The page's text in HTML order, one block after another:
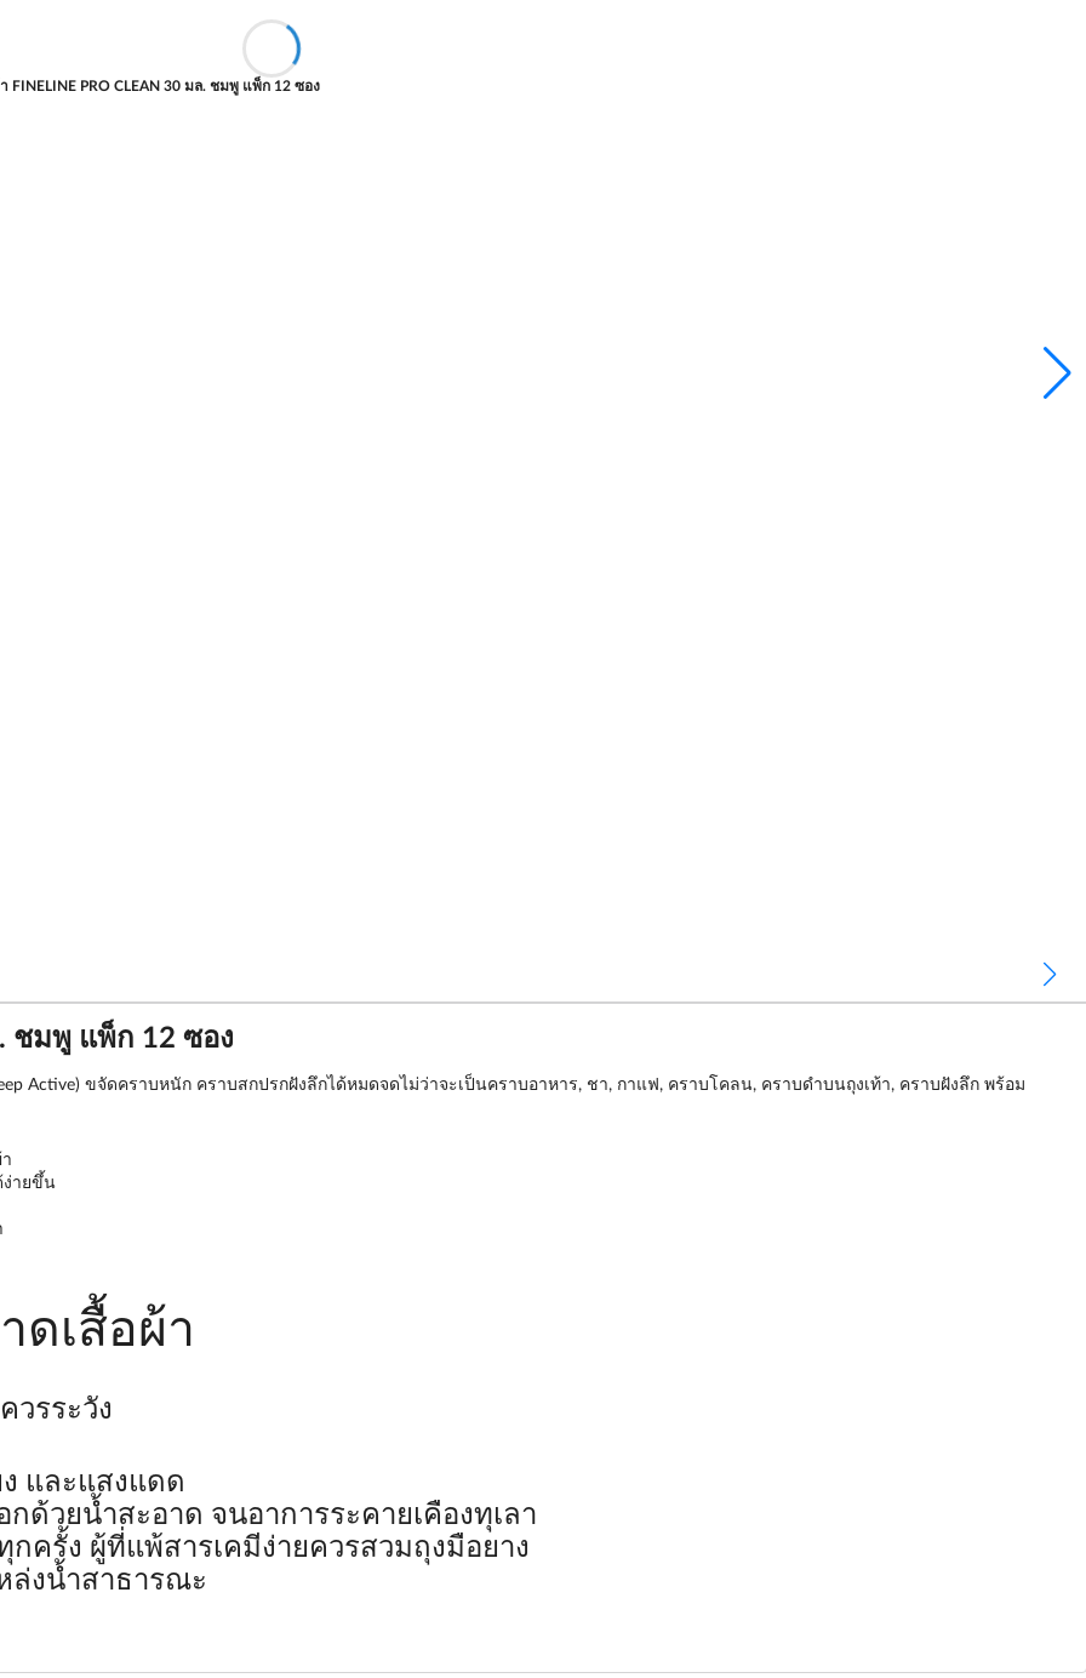
FINELINE PRO CLEAN 30 มล. ชมพู แพ็ก 12 ซอง
ชมพู แพ็ก 12 ซอง
ขจัดคราบหนัก คราบสกปรกฝังลึกได้หมดจดไม่ว่าจะเป็นคราบอาหาร, ชา, กาแฟ, คราบโคลน, คราบดำบนถุงเท้า, คราบฝังลึก พร้อม
ง่ายขึ้น
ดเสื้อผ้า
รระวัง
และแสงแดด
ด้วยน้ำสะอาด จนอาการระคายเคืองทุเลา
ครั้ง ผู้ที่แพ้สารเคมีง่ายควรสวมถุงมือยาง
ล่งน้ำสาธารณะ